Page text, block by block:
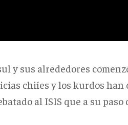
y sus alrededores
chiíes y los kurdos han
al ISIS que a su paso